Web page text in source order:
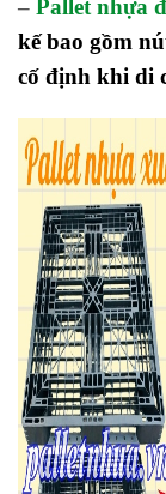
– Pallet nhựa
kế bao gồm
cố định khi di